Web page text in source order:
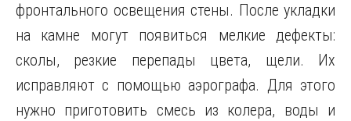
фронтального освещения стены. После укладки
на камне могут появиться мелкие дефекты:
сколы, резкие перепады цвета, щели. Их
исправляют с помощью аэрографа. Для этого
нужно приготовить смесь из колера, воды и